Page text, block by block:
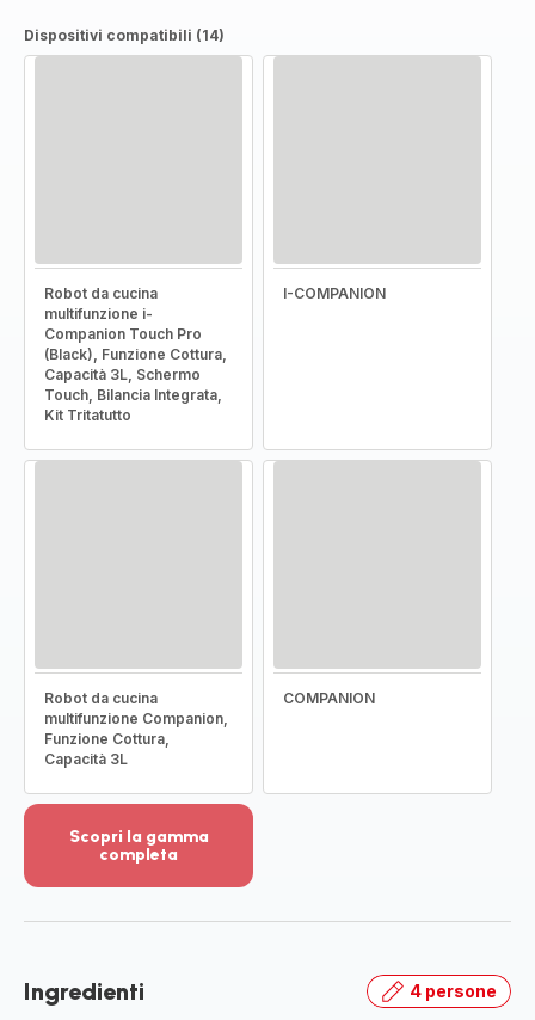
Dispositivi compatibili (14)
Robot da cucina
multifunzione i-
Companion Touch Pro
(Black), Funzione Cottura,
Capacità 3L, Schermo
Touch, Bilancia Integrata,
Kit Tritatutto
I-COMPANION
Robot da cucina
multifunzione Companion,
Funzione Cottura,
Capacità 3L
COMPANION
Scopri la gamma
completa
dettagli
la
Ingredienti 4 persone